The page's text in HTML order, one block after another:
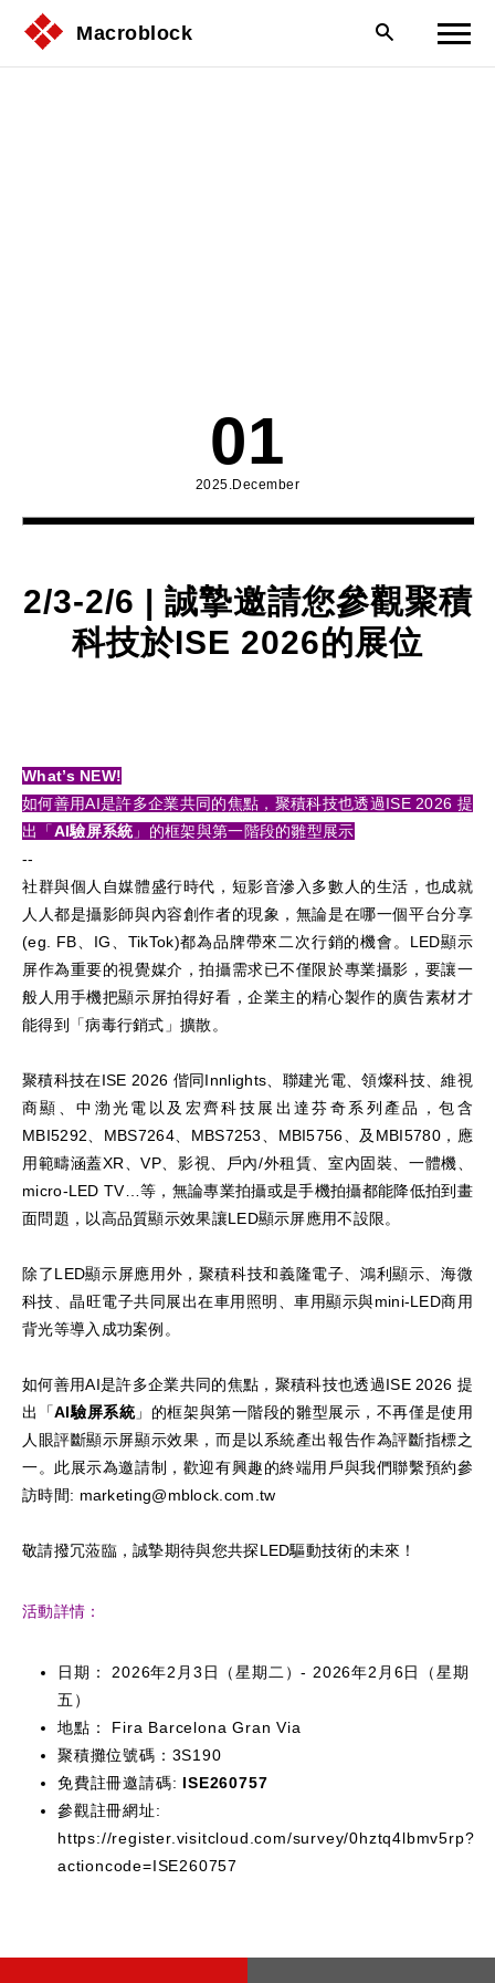
Macroblock
01
2025.December
2/3-2/6 | 誠摯邀請您參觀聚積
科技於ISE 2026的展位
What’s NEW!
如何善用AI是許多企業共同的焦點，聚積科技也透過ISE 2026 提
出「AI驗屏系統 」的框架與第一階段的雛型展示
--
社群與個人自媒體盛行時代，短影音滲入多數人的生活，也成就
人人都是攝影師與內容創作者的現象，無論是在哪一個平台分享
(eg. FB、IG、TikTok)都為品牌帶來二次行銷的機會。LED顯示
屏作為重要的視覺媒介，拍攝需求已不僅限於專業攝影，要讓一
般人用手機把顯示屏拍得好看，企業主的精心製作的廣告素材才
能得到「病毒行銷式」擴散。
聚積科技在ISE 2026 偕同Innlights、聯建光電、領燦科技、維視
商顯、中渤光電以及宏齊科技展出達芬奇系列產品，包含
MBI5292、MBS7264、MBS7253、MBI5756、及MBI5780，應
用範疇涵蓋XR、VP、影視、戶內/外租賃、室內固裝、一體機、
micro-LED TV…等，無論專業拍攝或是手機拍攝都能降低拍到畫
面問題，以高品質顯示效果讓LED顯示屏應用不設限。
除了LED顯示屏應用外，聚積科技和義隆電子、鴻利顯示、海微
科技、晶旺電子共同展出在車用照明、車用顯示與mini-LED商用
背光等導入成功案例。
如何善用AI是許多企業共同的焦點，聚積科技也透過ISE 2026 提
出「AI驗屏系統」的框架與第一階段的雛型展示，不再僅是使用
人眼評斷顯示屏顯示效果，而是以系統產出報告作為評斷指標之
一。此展示為邀請制，歡迎有興趣的終端用戶與我們聯繫預約參
訪時間: marketing@mblock.com.tw
敬請撥冗蒞臨，誠摯期待與您共探LED驅動技術的未來！
活動詳情：
日期： 2026年2月3日（星期二）- 2026年2月6日（星期
五）
地點： Fira Barcelona Gran Via
聚積攤位號碼：3S190
免費註冊邀請碼: ISE260757
參觀註冊網址:
https://register.visitcloud.com/survey/0hztq4lbmv5rp?
actioncode=ISE260757